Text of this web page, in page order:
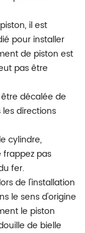
il est
pour installer
de piston est
pas être
décalée de
directions
cylindre,
frappez pas
fer.
de l'installation
le sens d'origine
le piston
de bielle